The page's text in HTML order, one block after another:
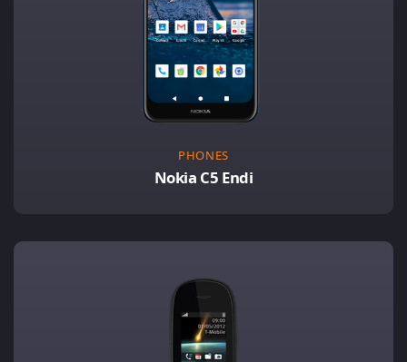
PHONES
Nokia C5 Endi